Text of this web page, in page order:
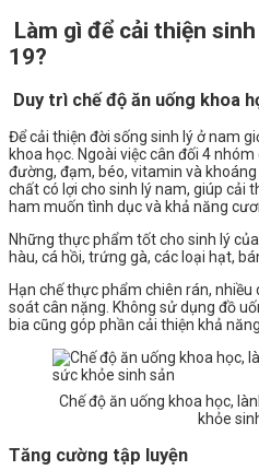
Làm gì để cải thiện
19?
Duy trì chế độ ăn uống khoa
Để cải thiện đời sống sinh lý ở nam
khoa học. Ngoài việc cân đối 4
đường, đạm, béo, vitamin và
chất có lợi cho sinh lý nam, giúp cải
ham muốn tình dục và khả năng
Những thực phẩm tốt cho sinh lý
hàu, cá hồi, trứng gà, các loại hạt,
Hạn chế thực phẩm chiên rán,
soát cân nặng. Không sử dụng đồ
bia cũng góp phần cải thiện khả
Chế độ ăn uống khoa học,
khỏe
Tăng cường tập luyện